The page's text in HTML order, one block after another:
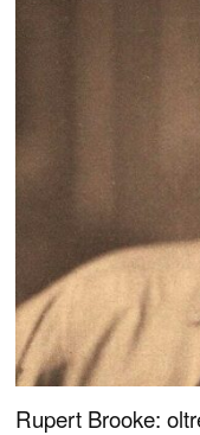
Rupert Brooke: